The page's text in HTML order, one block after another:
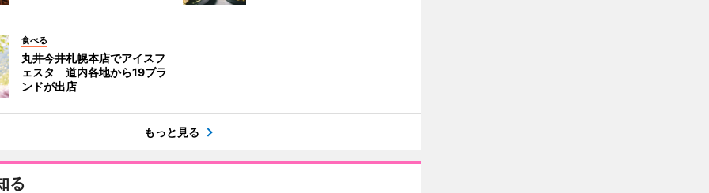
食べる
丸井今井札幌本店でアイスフ
ェスタ 道内各地から19ブラ
ンドが出店
もっと見る
る